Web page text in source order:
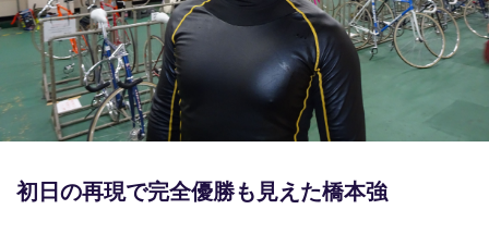
競輪場ガイド
記者紹介
運営会社概要
初日の再現で完全優勝も見えた橋本強